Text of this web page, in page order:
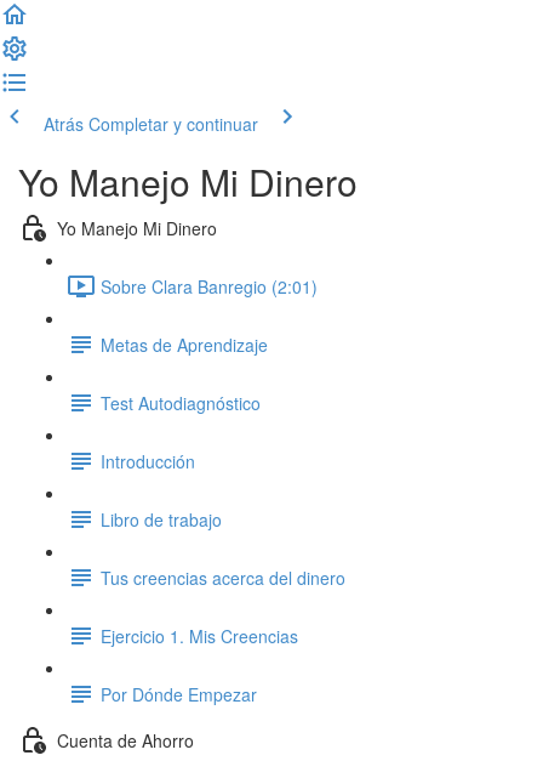
Atrás Completar y continuar
Yo Manejo Mi Dinero
Yo Manejo Mi Dinero
Sobre Clara Banregio (2:01)
Metas de Aprendizaje
Test Autodiagnóstico
Introducción
Libro de trabajo
Tus creencias acerca del dinero
Ejercicio 1. Mis Creencias
Por Dónde Empezar
Cuenta de Ahorro